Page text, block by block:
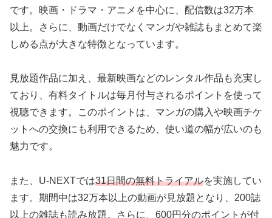
です。映画・ドラマ・アニメを中心に、配信数は32万本
以上。さらに、動画だけでなくマンガや雑誌もまとめて楽
しめる点が大きな特徴となっています。
見放題作品に加え、最新映画などのレンタル作品も充実し
ており、有料タイトルは毎月付与されるポイントを使って
視聴できます。このポイントは、マンガの購入や映画チケ
ットへの交換にも利用できるため、使い道の幅が広いのも
魅力です。
また、U-NEXTでは31日間の無料トライアルを実施してい
ます。期間中は32万本以上の動画が見放題となり、200誌
以上の雑誌も読み放題。さらに、600円分のポイントが付